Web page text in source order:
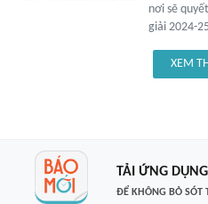
nơi sẽ
giải 2024-
XEM
TẢI ỨNG
ĐỂ KHÔNG BỎ SÓT